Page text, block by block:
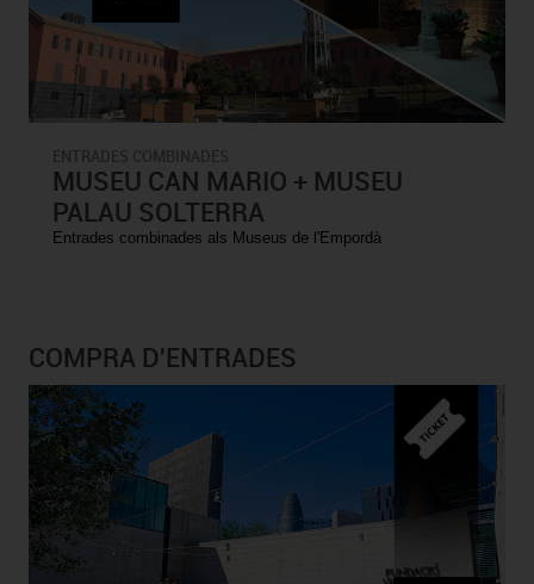
MUSEU CAN MARIO + MUSEU
PALAU SOLTERRA
Entrades combinades als Museus de l'Empordà
COMPRA D'ENTRADES